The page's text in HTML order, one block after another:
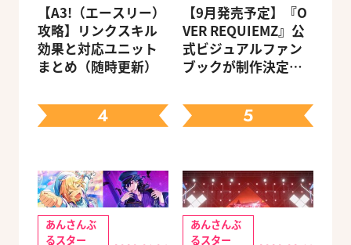
【A3!（エースリー）
攻略】リンクスキル
効果と対応ユニット
まとめ（随時更新）
【9月発売予定】『O
VER REQUIEMZ』公
式ビジュアルファン
ブックが制作決定！
る豪華グッズ付き限
定セットも同時発売
4
あんさんぶ
るスター
5
あんさんぶ
るスター